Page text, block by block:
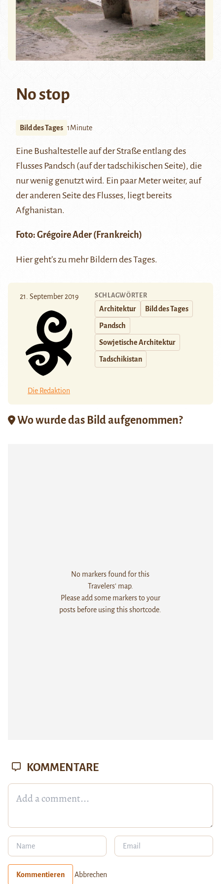
No stop
Bild des Tages 1Minute
Eine Bushaltestelle auf der Straße entlang des
Flusses Pandsch (auf der tadschikischen Seite), die
nur wenig genutzt wird. Ein paar Meter weiter, auf
der anderen Seite des Flusses, liegt bereits
Afghanistan.
Foto: Grégoire Ader (Frankreich)
Hiergeht’s zu mehr Bildern des Tages.
21. September 2019
Die Redaktion
SCHLAGWÖRTER
Architektur Bild des Tages
Pandsch
Sowjetische Architektur
Tadschikistan
Wo wurde das Bild aufgenommen?
No markers found for this
Travelers' map.
Please add some markers to your
posts before using this shortcode.
KOMMENTARE
Kommentieren Abbrechen